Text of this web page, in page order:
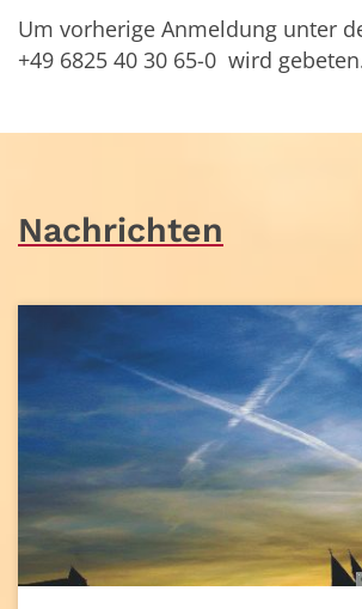
Um vorherige Anmeldung unter
+49 6825 40 30 65-0 wird
Nachrichten